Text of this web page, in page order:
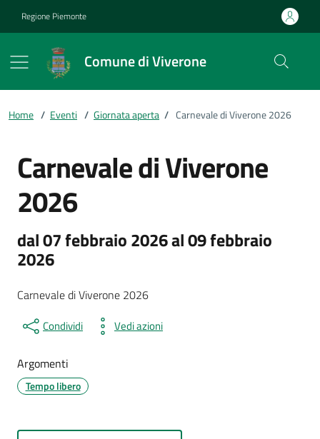
Regione Piemonte
Comune di Viverone
Home / Eventi / Giornata aperta / Carnevale di Viverone 2026
Carnevale di Viverone
2026
dal 07 febbraio 2026 al 09 febbraio
2026
Carnevale di Viverone 2026
Condividi Vedi azioni
Argomenti
Tempo libero